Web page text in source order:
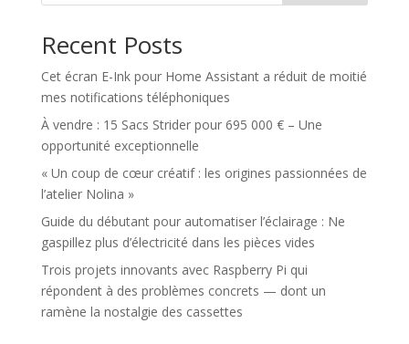
Recent Posts
Cet écran E-Ink pour Home Assistant a réduit de moitié
mes notifications téléphoniques
À vendre : 15 Sacs Strider pour 695 000 € – Une
opportunité exceptionnelle
« Un coup de cœur créatif : les origines passionnées de
l’atelier Nolina »
Guide du débutant pour automatiser l’éclairage : Ne
gaspillez plus d’électricité dans les pièces vides
Trois projets innovants avec Raspberry Pi qui
répondent à des problèmes concrets — dont un
ramène la nostalgie des cassettes